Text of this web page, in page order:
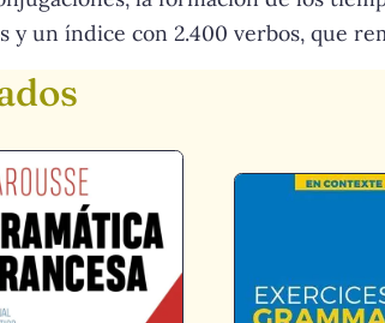
y un índice con 2.400 verbos, que